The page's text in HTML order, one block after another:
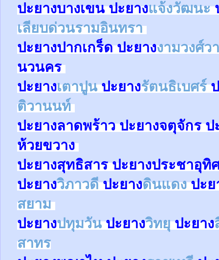
ปะยางบางเขนปะยางแจ้งวัฒนะ
เลียบด่วนรามอินทรา
ปะยางปากเกร็ดปะยางงามวงศ์ว
นวนคร
ปะยางเตาปูนปะยางรัตนธิเบศร์
ติวานนท์
ปะยางลาดพร้าวปะยางจตุจักรป
ห้วยขวาง
ปะยางสุทธิสารปะยางประชาอุทิ
ปะยางวิภาวดีปะยางดินแดงปะย
สยาม
ปะยางปทุมวันปะยางวิทยุปะยาง
สาทร